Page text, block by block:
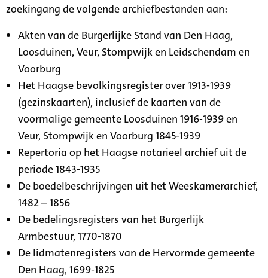
zoekingang de volgende archiefbestanden aan:
Akten van de Burgerlijke Stand van Den Haag,
Loosduinen, Veur, Stompwijk en Leidschendam en
Voorburg
Het Haagse bevolkingsregister over 1913-1939
(gezinskaarten), inclusief de kaarten van de
voormalige gemeente Loosduinen 1916-1939 en
Veur, Stompwijk en Voorburg 1845-1939
Repertoria op het Haagse notarieel archief uit de
periode 1843-1935
De boedelbeschrijvingen uit het Weeskamerarchief,
1482 – 1856
De bedelingsregisters van het Burgerlijk
Armbestuur, 1770-1870
De lidmatenregisters van de Hervormde gemeente
Den Haag, 1699-1825